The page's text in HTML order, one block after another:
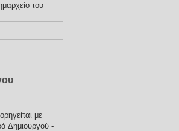
του
με
Δημιουργού -